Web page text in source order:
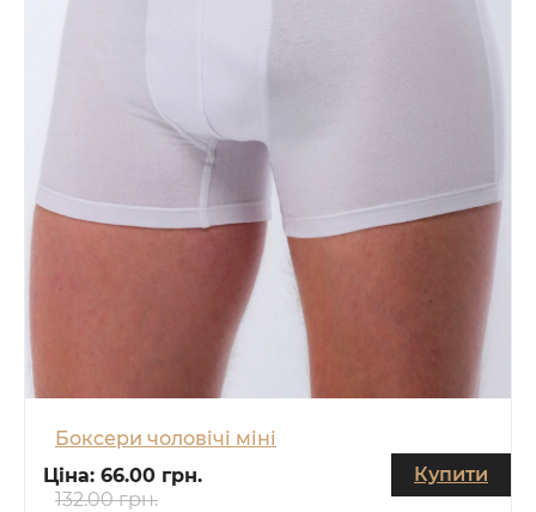
Боксери чоловічі міні
Ціна: 66.00 грн.
132.00 грн.
Купити